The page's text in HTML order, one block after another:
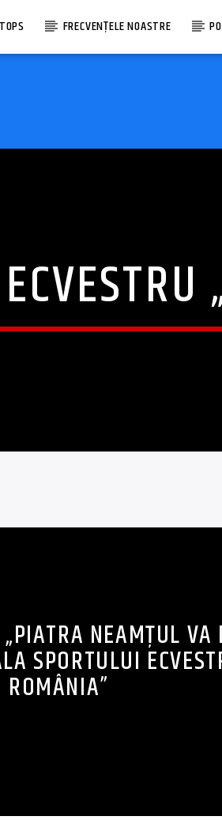
TOPS FRECVENȚELE NOASTRE
NEAMȚUL VA
SPORTULUI
ROMÂNIA”